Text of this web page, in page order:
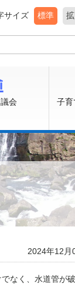
サイズ 標準
会 子育
2024年12月
なく、水道管が